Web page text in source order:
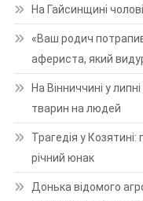
На Гайсинщині
«Ваш родич
афериста, який
На Вінниччині у
тварин на людей
Трагедія у Козятині:
річний юнак
Донька відомого